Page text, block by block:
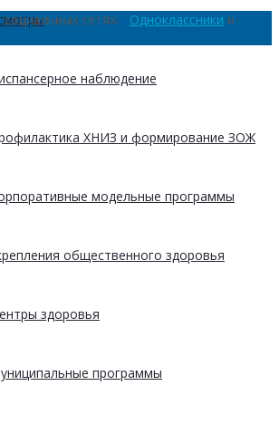
наблюдение
ХНИЗ и формирование ЗОЖ
модельные программы
общественного здоровья
здоровья
программы
сетях: Одноклассники и